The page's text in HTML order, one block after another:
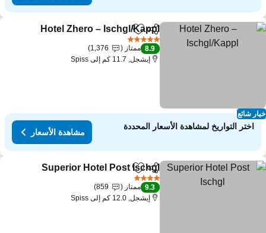
شائع
مشاركةAdd to favorites
Hotel Zhero – Ischgl/Kappl
8.9 ممتاز
1,376
إيشجل, 11.7 كم إلى Spiss
اختر التواريخ لمشاهدة الأسعار المحددة
مشاهدة الأسعار
مشاركةAdd to favorites
Superior Hotel Post Ischgl
9.3 ممتاز
859
إيشجل, 12.0 كم إلى Spiss